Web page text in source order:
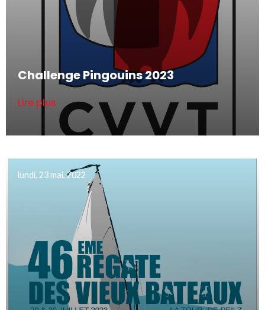
Challenge Pingouins 2023
Lire plus
lundi, 23 mai, 2022